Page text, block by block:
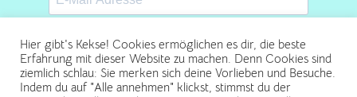
Abonnieren
Hier gibt's Kekse! Cookies ermöglichen es dir, die beste
Erfahrung mit dieser Website zu machen. Denn Cookies sind
ziemlich schlau: Sie merken sich deine Vorlieben und Besuche.
Indem du auf "Alle annehmen" klickst, stimmst du der